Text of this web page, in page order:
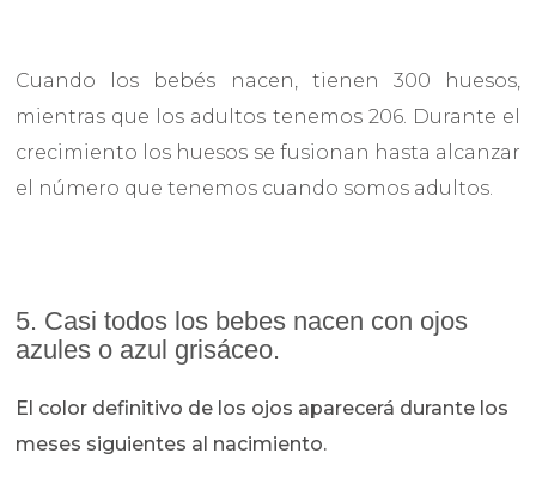
Cuando los bebés nacen, tienen 300 huesos,
mientras que los adultos tenemos 206. Durante el
crecimiento los huesos se fusionan hasta alcanzar
el número que tenemos cuando somos adultos.
5. Casi todos los bebes nacen con ojos
azules o azul grisáceo.
El color definitivo de los ojos aparecerá durante los
meses siguientes al nacimiento.